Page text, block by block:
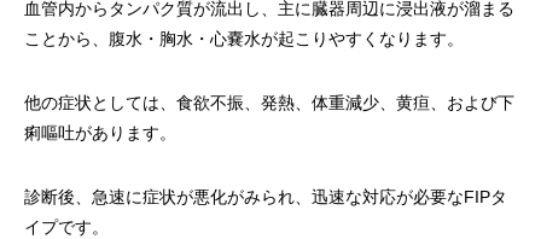
血管内からタンパク質が流出し、主に臓器周辺に浸出液が溜まる
ことから、腹水・胸水・心嚢水が起こりやすくなります。
他の症状としては、食欲不振、発熱、体重減少、黄疸、および下
痢嘔吐があります。
診断後、急速に症状が悪化がみられ、迅速な対応が必要なFIPタ
イプです。